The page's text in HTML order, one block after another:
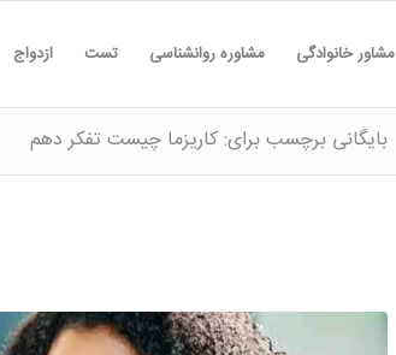
مشاور خانوادگی مشاوره روانشناسی تست ازدواج
بایگانی برچسب برای: کاریزما چیست تفکر دهم